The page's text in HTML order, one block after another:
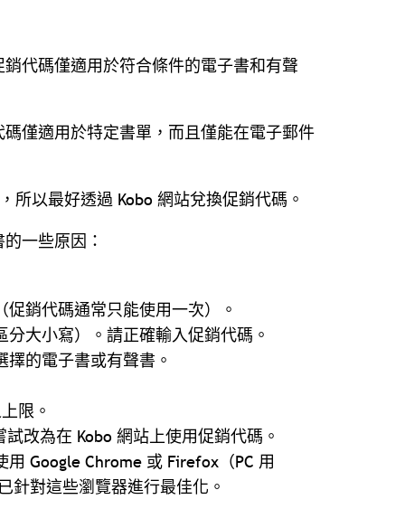
代碼僅適用於符合條件的電子書和有聲
僅適用於特定書單，而且僅能在電子郵件
所以最好透過 Kobo 網站兌換促銷代碼。
一些原因：
銷代碼通常只能使用一次）。
大小寫）。請正確輸入促銷代碼。
的電子書或有聲書。
限。
改為在 Kobo 網站上使用促銷代碼。
Google Chrome 或 Firefox（PC 用
針對這些瀏覽器進行最佳化。